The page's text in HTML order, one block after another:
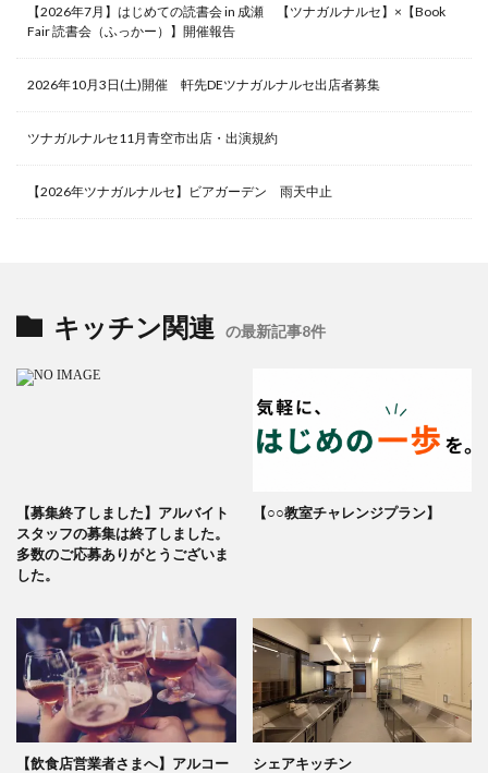
【2026年7月】はじめての読書会 in 成瀬 【ツナガルナルセ】×【Book
Fair 読書会（ふっかー）】開催報告
2026年10月3日(土)開催 軒先DEツナガルナルセ出店者募集
ツナガルナルセ11月青空市出店・出演規約
【2026年ツナガルナルセ】ビアガーデン 雨天中止
キッチン関連 の最新記事8件
【募集終了しました】アルバイト
スタッフの募集は終了しました。
多数のご応募ありがとうございま
した。
【○○教室チャレンジプラン】
【飲食店営業者さまへ】アルコー
シェアキッチン